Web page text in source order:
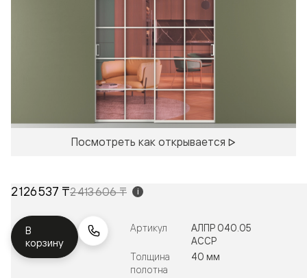
Посмотреть как открывается
2 126 537 ₸2 413 606 ₸ i
В
корзину
Артикул
АЛПР 040.05
АССР
Толщина
полотна
40 мм